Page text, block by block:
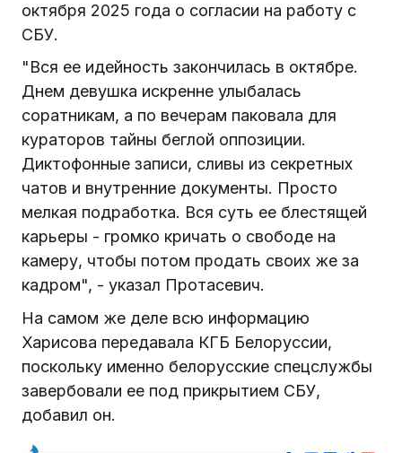
октября 2025 года о согласии на работу с
СБУ.
"Вся ее идейность закончилась в октябре.
Днем девушка искренне улыбалась
соратникам, а по вечерам паковала для
кураторов тайны беглой оппозиции.
Диктофонные записи, сливы из секретных
чатов и внутренние документы. Просто
мелкая подработка. Вся суть ее блестящей
карьеры - громко кричать о свободе на
камеру, чтобы потом продать своих же за
кадром", - указал Протасевич.
На самом же деле всю информацию
Харисова передавала КГБ Белоруссии,
поскольку именно белорусские спецслужбы
завербовали ее под прикрытием СБУ,
добавил он.